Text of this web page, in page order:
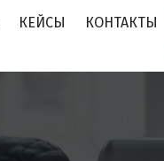
КЕЙСЫ КОНТАКТЫ